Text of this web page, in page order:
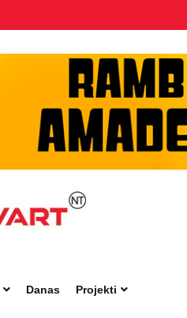
Danas Projekti